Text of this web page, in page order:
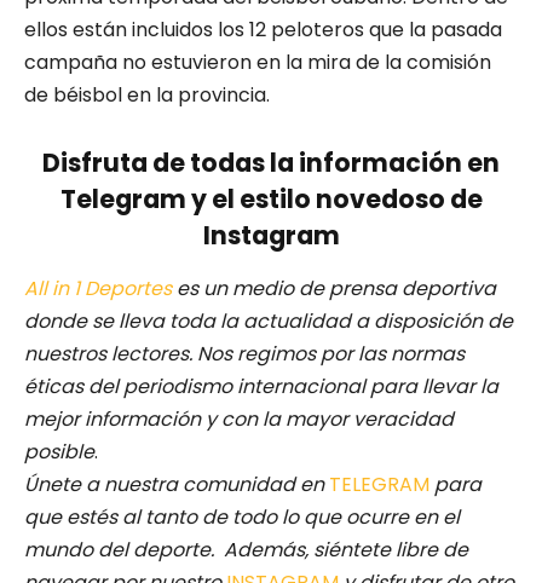
ellos están incluidos los 12 peloteros que la pasada
campaña no estuvieron en la mira de la comisión
de béisbol en la provincia.
Disfruta de todas la información en
Telegram y el estilo novedoso de
Instagram
All in 1 Deporteses un medio de prensa deportiva
donde se lleva toda la actualidad a disposición de
nuestros lectores. Nos regimos por las normas
éticas del periodismo internacional para llevar la
mejor información y con la mayor veracidad
posible.
Únete a nuestra comunidad enTELEGRAM para
que estés al tanto de todo lo que ocurre en el
mundo del deporte. Además, siéntete libre de